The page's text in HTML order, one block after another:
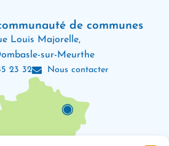
de communes
Louis Majorelle,
sur-Meurthe
23 32 Nous contacter